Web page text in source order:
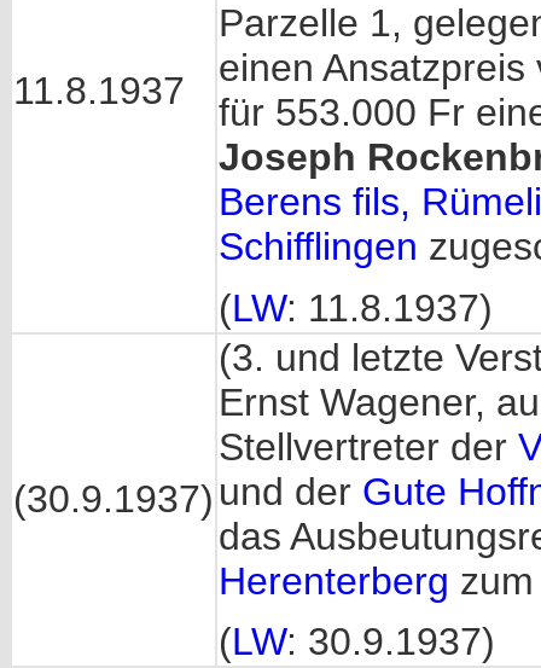
11.8.1937
Parzelle 1,
einen
für 553.000 Fr
Joseph
Berens fils,
Schifflingen
(LW: 11.8.1937)
(30.9.1937)
(3. und letzte
Ernst Wagener,
Stellvertreter der
und der Gute
das
Herenterberg
(LW: 30.9.1937)